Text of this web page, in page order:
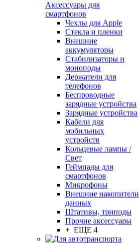
Аксессуары для
смартфонов
Чехлы для Apple
Стекла и пленки
Внешние
аккумуляторы
Стабилизаторы и
моноподы
Держатели для
телефонов
Беспроводные
зарядные устройства
Зарядные устройства
Кабели для
мобильных
устройств
Кольцевые лампы /
Свет
Геймпады для
смартфонов
Микрофоны
Внешние накопители
данных
Штативы, триподы
Прочие аксессуары
+ ЕЩЕ 4